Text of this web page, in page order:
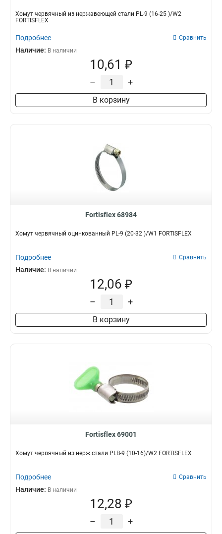
Хомут червячный из нержавеющей стали PL-9 (16-25 )/W2
FORTISFLEX
Подробнее Сравнить
Наличие: В наличии
10,61 ₽
– +
В корзину
Fortisflex 68984
Хомут червячный оцинкованный PL-9 (20-32 )/W1 FORTISFLEX
Подробнее Сравнить
Наличие: В наличии
12,06 ₽
– +
В корзину
Fortisflex 69001
Хомут червячный из нерж.стали PLB-9 (10-16)/W2 FORTISFLEX
Подробнее Сравнить
Наличие: В наличии
12,28 ₽
– +